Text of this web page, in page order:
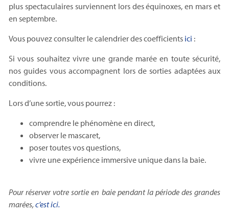
plus spectaculaires surviennent lors des équinoxes, en mars et
en septembre.
Vous pouvez consulter le calendrier des coefficients ici :
Si vous souhaitez vivre une grande marée en toute sécurité,
nos guides vous accompagnent lors de sorties adaptées aux
conditions.
Lors d’une sortie, vous pourrez :
comprendre le phénomène en direct,
observer le mascaret,
poser toutes vos questions,
vivre une expérience immersive unique dans la baie.
Pour réserver votre sortie en baie pendant la période des grandes
marées,c’est ici.